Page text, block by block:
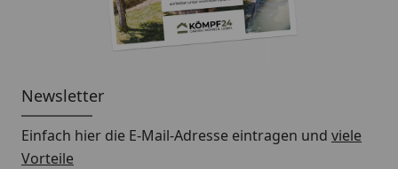
Montageanleitung
Newsletter
Einfach hier die E-Mail-Adresse eintragen und viele
Vorteile